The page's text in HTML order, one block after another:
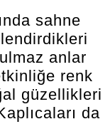
sahne
anlar
renk
güzellikleri
da